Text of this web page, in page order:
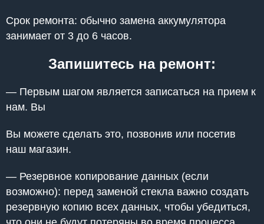
Срок ремонта: обычно замена аккумулятора
занимает от 3 до 6 часов.
Запишитесь на ремонт:
— Первым шагом является записаться на прием к
нам. Вы
Вы можете сделать это, позвонив или посетив
наш магазин.
— Резервное копирование данных (если
возможно): перед заменой стекла важно создать
резервную копию всех данных, чтобы убедиться,